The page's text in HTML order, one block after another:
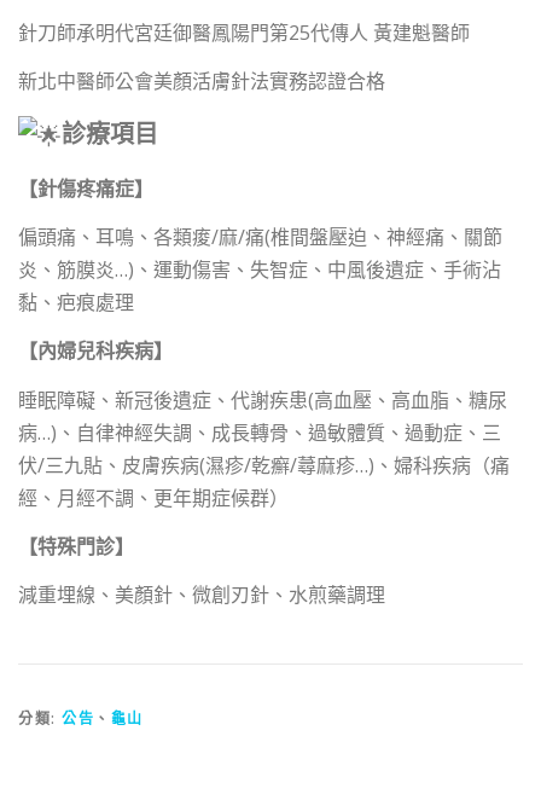
針刀師承明代宮廷御醫鳳陽門第25代傳人 黃建魁醫師
新北中醫師公會美顏活膚針法實務認證合格
診療項目
【針傷疼痛症】
偏頭痛、耳鳴、各類痠/麻/痛(椎間盤壓迫、神經痛、關節
炎、筋膜炎…)、運動傷害、失智症、中風後遺症、手術沾
黏、疤痕處理
【內婦兒科疾病】
睡眠障礙、新冠後遺症、代謝疾患(高血壓、高血脂、糖尿
病…)、自律神經失調、成長轉骨、過敏體質、過動症、三
伏/三九貼、皮膚疾病(濕疹/乾癬/蕁麻疹…)、婦科疾病（痛
經、月經不調、更年期症候群）
【特殊門診】
減重埋線、美顏針、微創刃針、水煎藥調理
分類: 公告 、 龜山